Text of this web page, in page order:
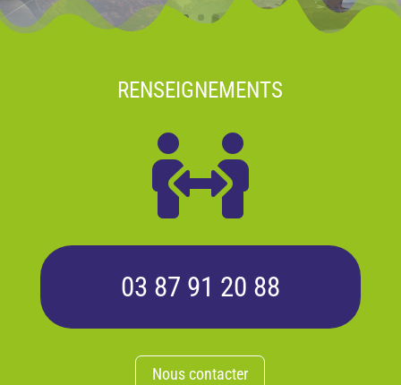
En savoir plus
RENSEIGNEMENTS

03 87 91 20 88
Nous contacter